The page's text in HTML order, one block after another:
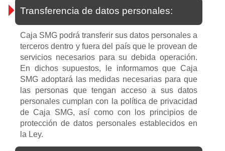
Transferencia de datos personales:
Caja SMG podrá transferir sus datos personales a
terceros dentro y fuera del país que le provean de
servicios necesarios para su debida operación.
En dichos supuestos, le informamos que Caja
SMG adoptará las medidas necesarias para que
las personas que tengan acceso a sus datos
personales cumplan con la política de privacidad
de Caja SMG, así como con los principios de
protección de datos personales establecidos en
la Ley.